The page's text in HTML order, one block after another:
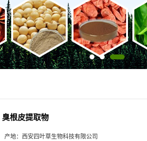
臭根皮提取物
产地： 西安四叶草生物科技有限公司